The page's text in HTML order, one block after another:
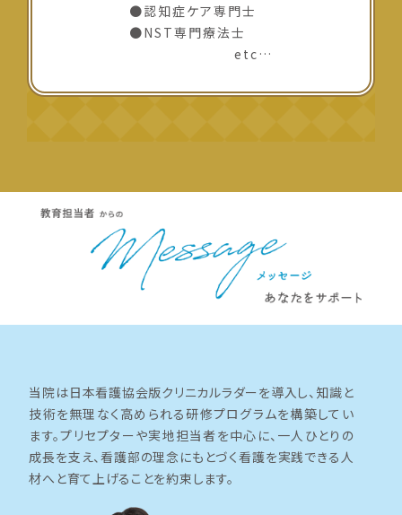
●認知症ケア専門士
●NST専門療法士
etc…
当院は日本看護協会版クリニカルラダーを導入し、知識と
技術を無理なく高められる研修プログラムを構築してい
ます。プリセプターや実地担当者を中心に、一人ひとりの
成長を支え、看護部の理念にもとづく看護を実践できる人
材へと育て上げることを約束します。